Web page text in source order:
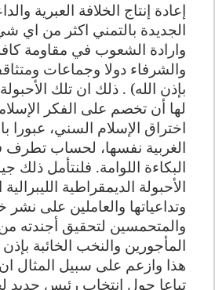
إعادة إنتاج الخلافة العبرية
الجديدة بالتمني اكثر من اي
وارادة الشعوب في مقاومة
والشرفاء دولا وجماعات
بإذن الله) . ذلك ان تلك
لها أن تخصم على الفكر
اختراق الإسلام السني، عبورا
الغربية نفسها، لحساب تطرف
البكاءة اللوامة. فلنتأمل ذلك
الأحبولة الديمقراطية
وتداعياتها والعاملين على نشر
والمتحمسين لتحقيق أجندته من
المأجورين والنخب الخائبة بإذن
هذا وازعم على سبيل المثال ان
تباعا حول انتخاب رئيس جديد